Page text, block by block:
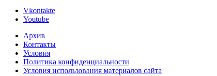
Vkontakte
Youtube
Архив
Контакты
Условия
Политика конфиденциальности
Условия использования материалов сайта